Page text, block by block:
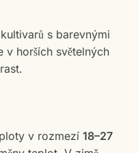
s barevnými
v horších světelných
v rozmezí 18–27